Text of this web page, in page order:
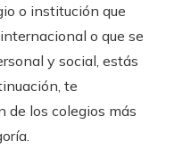
o institución que
o que se
y social, estás
te
de los colegios más